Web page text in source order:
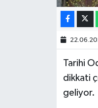
Tarihi
dikkati
geliyor.